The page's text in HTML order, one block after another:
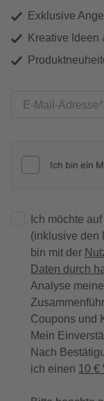
Exklusive
Kreative
E-Mail-Adresse
Ich möchte
(inklusive den
bin mit der
Daten durch
Analyse
Coupons und
Mein
Nach
ich einen 10 €